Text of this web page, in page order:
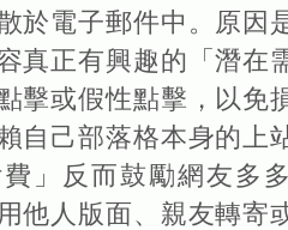
於電子郵件中。原因
真正有興趣的「潛在
擊或假性點擊，以免
自己部落格本身的上
」反而鼓勵網友多
他人版面、親友轉寄